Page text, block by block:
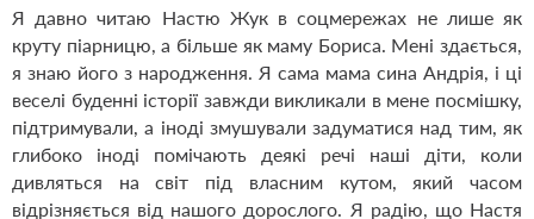
Я давно читаю Настю Жук в соцмережах не лише як
круту піарницю, а більше як маму Бориса. Мені здається,
я знаю його з народження. Я сама мама сина Андрія, і ці
веселі буденні історії завжди викликали в мене посмішку,
підтримували, а іноді змушували задуматися над тим, як
глибоко іноді помічають деякі речі наші діти, коли
дивляться на світ під власним кутом, який часом
відрізняється від нашого дорослого. Я радію, що Настя